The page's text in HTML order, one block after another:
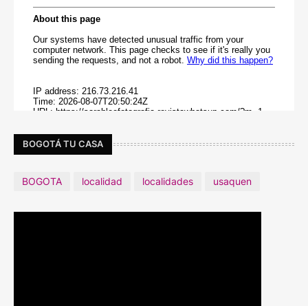
BOGOTÁ TU CASA
BOGOTA localidad localidades usaquen